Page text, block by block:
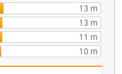
13 m
13 m
11 m
10 m